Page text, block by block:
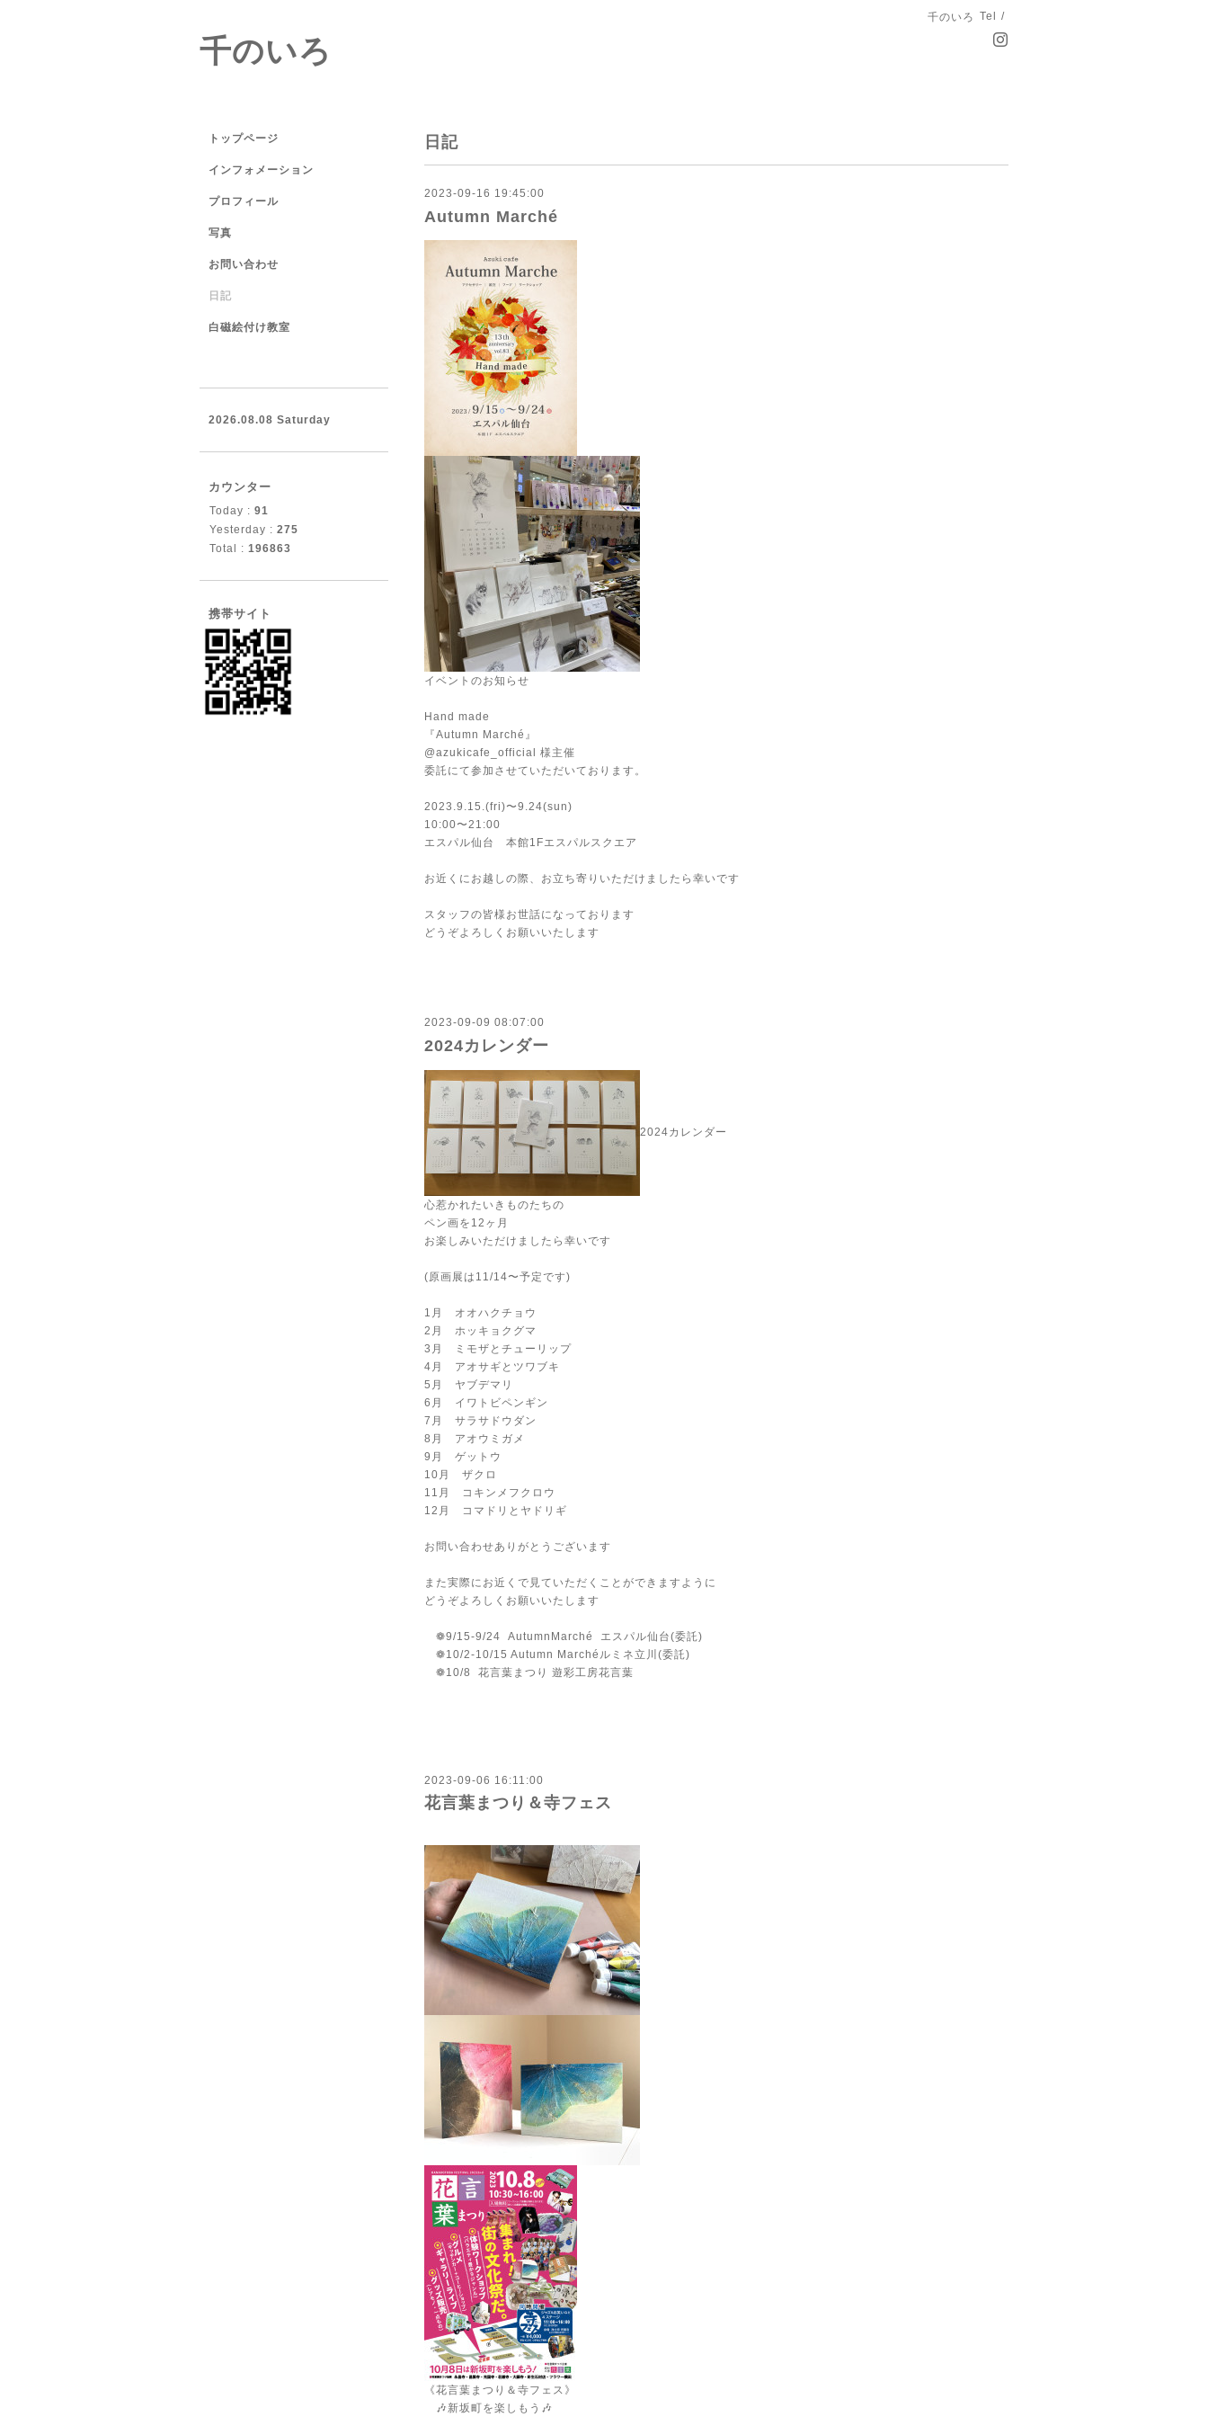
千のいろ Tel /
千のいろ
日記
2023-09-16 19:45:00
Autumn Marché
イベントのお知らせ
Hand made
『Autumn Marché』
@azukicafe_official 様主催
委託にて参加させていただいております。
2023.9.15.(fri)〜9.24(sun)
10:00〜21:00
エスパル仙台 本館1Fエスパルスクエア
お近くにお越しの際、お立ち寄りいただけましたら幸いです
スタッフの皆様お世話になっております
どうぞよろしくお願いいたします
2023-09-09 08:07:00
2024カレンダー
2024カレンダー
心惹かれたいきものたちの
ペン画を12ヶ月
お楽しみいただけましたら幸いです
(原画展は11/14〜予定です)
1月 オオハクチョウ
2月 ホッキョクグマ
3月 ミモザとチューリップ
4月 アオサギとツワブキ
5月 ヤブデマリ
6月 イワトビペンギン
7月 サラサドウダン
8月 アオウミガメ
9月 ゲットウ
10月 ザクロ
11月 コキンメフクロウ
12月 コマドリとヤドリギ
お問い合わせありがとうございます
また実際にお近くで見ていただくことができますように
どうぞよろしくお願いいたします
❁9/15-9/24 AutumnMarché エスパル仙台(委託)
❁10/2-10/15 Autumn Marchéルミネ立川(委託)
❁10/8 花言葉まつり 遊彩工房花言葉
2023-09-06 16:11:00
花言葉まつり＆寺フェス
《花言葉まつり＆寺フェス》
🎶新坂町を楽しもう🎶
トップページ
インフォメーション
プロフィール
写真
お問い合わせ
日記
白磁絵付け教室
2026.08.08 Saturday
カウンター
Today : 91
Yesterday : 275
Total : 196863
携帯サイト